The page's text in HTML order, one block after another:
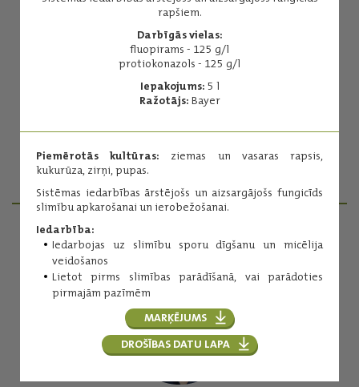
rapšiem.
Darbīgās vielas:
fluopirams - 125 g/l
protiokonazols - 125 g/l
Iepakojums: 5 l
Ražotājs: Bayer
Piemērotās kultūras: ziemas un vasaras rapsis,
kukurūza, zirņi, pupas.
Sistēmas iedarbības ārstējošs un aizsargājošs fungicīds
slimību apkarošanai un ierobežošanai.
Iedarbība:
Iedarbojas uz slimību sporu dīgšanu un micēlija
veidošanos
Lietot pirms slimības parādīšanā, vai parādoties
pirmajām pazīmēm
MARĶĒJUMS
DROŠĪBAS DATU LAPA
Amistar 250 SC
Plaša spektra sistēmas iedarbības fungicīds.
Darbīgās vielas:
azoksistrobīns - 250 g/l
Ražotājs:Syngenta
Lasīt vairāk
PRODUKTU MENEDŽERI